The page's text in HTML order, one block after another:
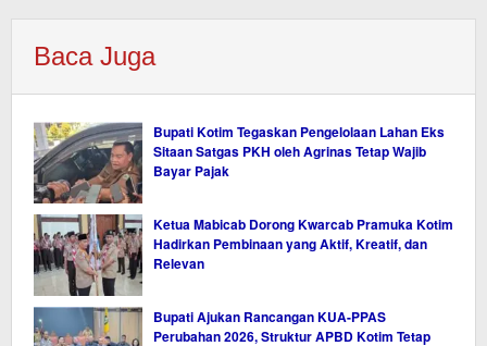
Baca Juga
Bupati Kotim Tegaskan Pengelolaan Lahan Eks
Sitaan Satgas PKH oleh Agrinas Tetap Wajib
Bayar Pajak
Ketua Mabicab Dorong Kwarcab Pramuka Kotim
Hadirkan Pembinaan yang Aktif, Kreatif, dan
Relevan
Bupati Ajukan Rancangan KUA-PPAS
Perubahan 2026, Struktur APBD Kotim Tetap